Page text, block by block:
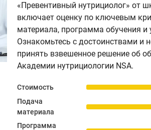
«Превентивный нутрициолог» от
включает оценку по ключевым
материала, программа обучения и
Ознакомьтесь с достоинствами и
принять взвешенное решение об
Академии нутрициологии NSA.
Стоимость
Подача
материала
Программа